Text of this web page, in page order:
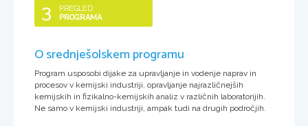
3
PREGLED
PROGRAMA
O srednješolskem programu
Program usposobi dijake za upravljanje in vodenje naprav in
procesov v kemijski industriji, opravljanje najrazličnejših
kemijskih in fizikalno-kemijskih analiz v različnih laboratorijih.
Ne samo v kemijski industriji, ampak tudi na drugih področjih.